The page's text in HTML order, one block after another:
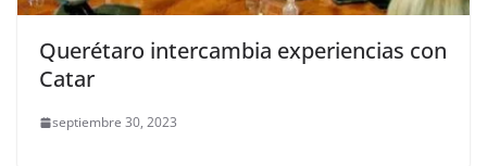
Querétaro intercambia experiencias con
Catar
septiembre 30, 2023